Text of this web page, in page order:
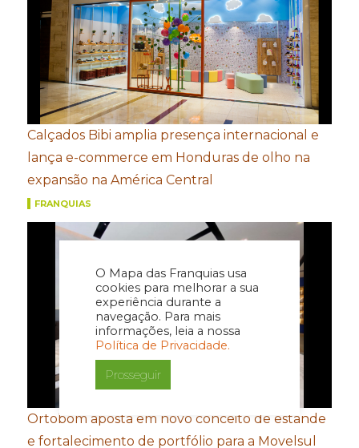
O Mapa das Franquias usa
cookies para melhorar a sua
experiência durante a
navegação. Para mais
informações, leia a nossa
Política de Privacidade.
Prosseguir
Calçados Bibi amplia presença internacional e
lança e-commerce em Honduras de olho na
expansão na América Central
FRANQUIAS
Ortobom aposta em novo conceito de estande
e fortalecimento de portfólio para a Movelsul